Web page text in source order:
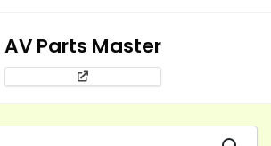
AV Parts Master